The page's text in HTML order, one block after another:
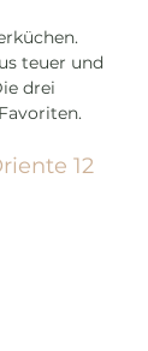
teuer und
drei
12